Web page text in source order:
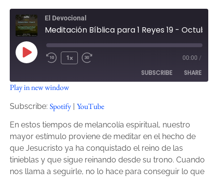
El Devocional
1x 00:00 /
SUBSCRIBE SHARE
Spotify
SHARE
LINK
EMBED
Play in new window
Subscribe: Spotify | YouTube
En estos tiempos de melancolía espiritual, nuestro
mayor estímulo proviene de meditar en el hecho de
que Jesucristo ya ha conquistado el reino de las
tinieblas y que sigue reinando desde su trono. Cuando
nos llama a seguirle, no lo hace para conseguir lo que